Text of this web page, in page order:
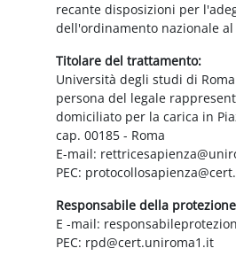
recante disposizioni per
dell'ordinamento nazionale
Titolare del trattamento:
Università degli studi di Roma
persona del legale
domiciliato per la carica in
cap. 00185 - Roma
E-mail:
PEC:
Responsabile della
E -mail:
PEC: rpd@cert.uniroma1.it